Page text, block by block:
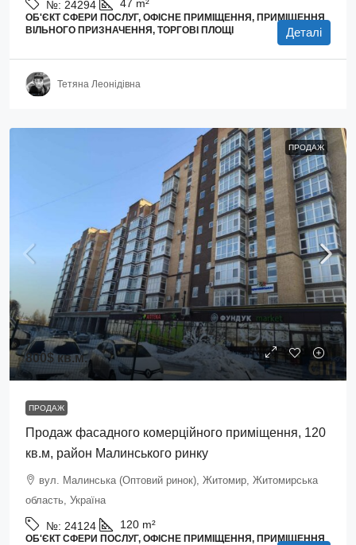
№: 24294 47 m²
ОБ'ЄКТ СФЕРИ ПОСЛУГ, ОФІСНЕ ПРИМІЩЕННЯ, ПРИМІЩЕННЯ
ВІЛЬНОГО ПРИЗНАЧЕННЯ, ТОРГОВІ ПЛОЩІ
Деталі
Тетяна Леонідівна
ПРОДАЖ
800$кв.м.
ПРОДАЖ
Продаж фасадного комерційного приміщення, 120
кв.м, район Малинського ринку
вул. Малинська (Оптовий ринок), Житомир, Житомирська
область, Україна
№: 24124 120 m²
ОБ'ЄКТ СФЕРИ ПОСЛУГ, ОФІСНЕ ПРИМІЩЕННЯ, ПРИМІЩЕННЯ